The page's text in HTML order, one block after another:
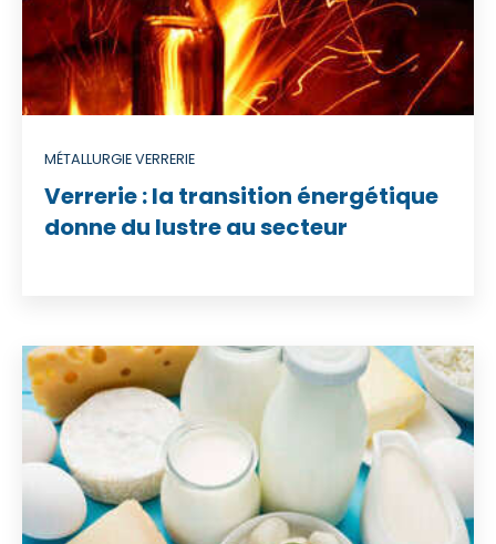
MÉTALLURGIE VERRERIE
Verrerie : la transition énergétique
donne du lustre au secteur